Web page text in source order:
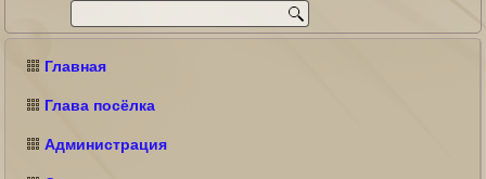
Главная
Глава посёлка
Администрация